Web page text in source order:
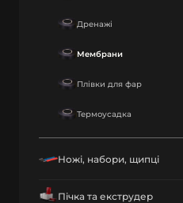
Дренажі
Мембрани
Плівки для фар
Термоусадка
Ножі, набори, щипці
Пічка та екструдер